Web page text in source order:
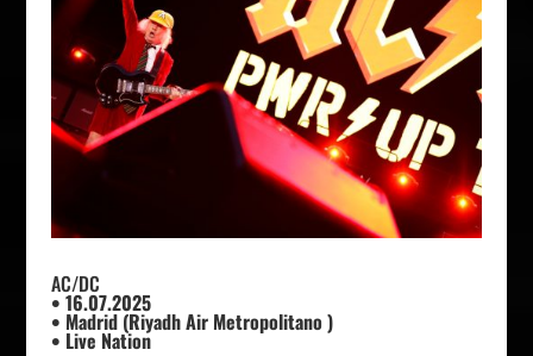
AC/DC
• 16.07.2025
• Madrid (Riyadh Air Metropolitano )
• Live Nation